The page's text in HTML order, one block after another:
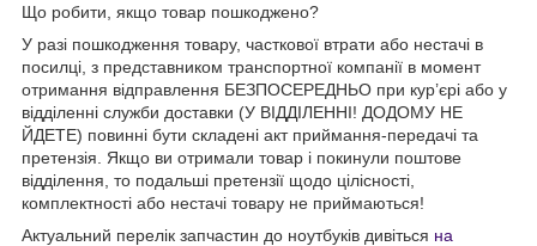
Що робити, якщо товар пошкоджено?
У разі пошкодження товару, часткової втрати або нестачі в
посилці, з представником транспортної компанії в момент
отримання відправлення БЕЗПОСЕРЕДНЬО при кур’єрі або у
відділенні служби доставки (У ВІДДІЛЕННІ! ДОДОМУ НЕ
ЙДЕТЕ) повинні бути складені акт приймання-передачі та
претензія. Якщо ви отримали товар і покинули поштове
відділення, то подальші претензії щодо цілісності,
комплектності або нестачі товару не приймаються!
Актуальний перелік запчастин до ноутбуків дивіться на